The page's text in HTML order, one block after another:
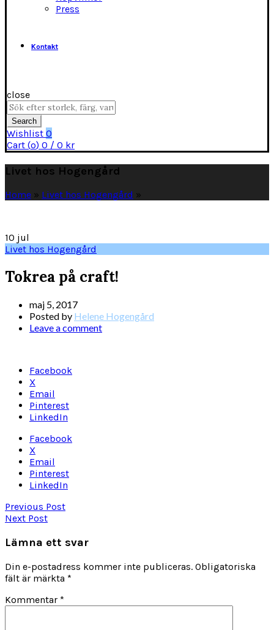
Press
Kontakt
close
Search
for:
Search
Wishlist 0
Cart (o) 0 / 0 kr
Livet hos Hogengård
Home » Livet hos Hogengård »
10 jul
Livet hos Hogengård
Tokrea på craft!
maj 5, 2017
Posted by Helene Hogengård
Leave a comment
Facebook
X
Email
Pinterest
LinkedIn
Facebook
X
Email
Pinterest
LinkedIn
Previous Post
Next Post
Lämna ett svar
Din e-postadress kommer inte publiceras. Obligatoriska
fält är märkta *
Kommentar *